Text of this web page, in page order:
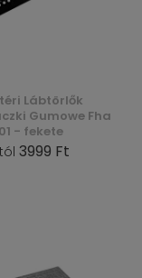
Lábtörlők
Gumowe Fha
01 - fekete
3999 Ft